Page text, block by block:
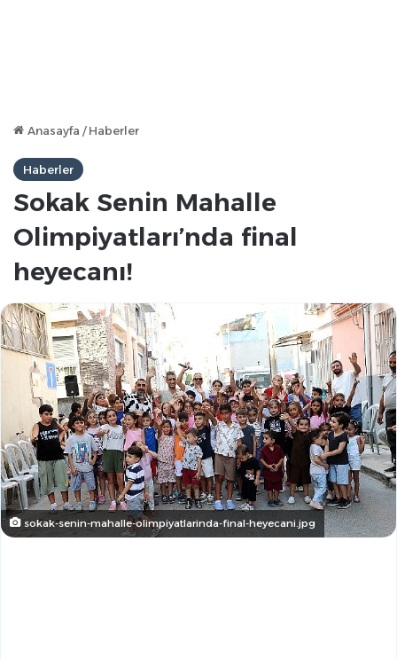
Anasayfa / Haberler
Haberler
Sokak Senin Mahalle
Olimpiyatları’nda final
heyecanı!
sokak-senin-mahalle-olimpiyatlarinda-final-heyecani.jpg